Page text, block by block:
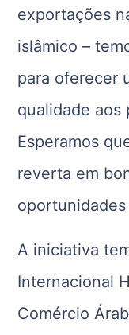
exportações
islâmico –
para oferecer
qualidade aos
Esperamos
reverta em
oportunidades
A iniciativa
Internacional
Comércio